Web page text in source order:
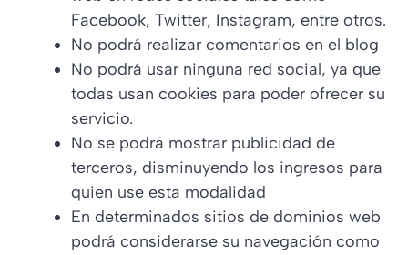
Facebook, Twitter, Instagram, entre otros.
No podrá realizar comentarios en el blog
No podrá usar ninguna red social, ya que
todas usan cookies para poder ofrecer su
servicio.
No se podrá mostrar publicidad de
terceros, disminuyendo los ingresos para
quien use esta modalidad
En determinados sitios de dominios web
podrá considerarse su navegación como